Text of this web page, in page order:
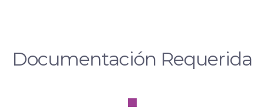
Documentación Requerida